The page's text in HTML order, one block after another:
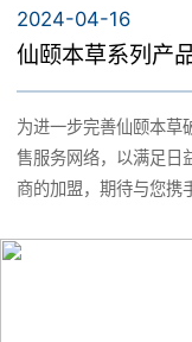
发〔2018〕47 号）等
分配信息进行公示，具
2024-04-16
仙颐本草系列产
为进一步完善仙颐本草
售服务网络，以满足日
商的加盟，期待与您携